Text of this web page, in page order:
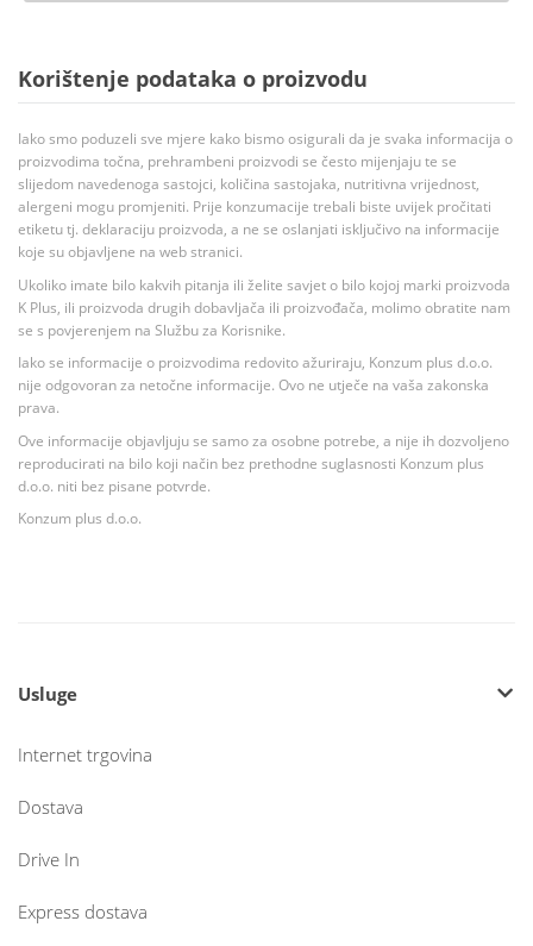
Korištenje podataka o proizvodu
Iako smo poduzeli sve mjere kako bismo osigurali da je svaka informacija o
proizvodima točna, prehrambeni proizvodi se često mijenjaju te se
slijedom navedenoga sastojci, količina sastojaka, nutritivna vrijednost,
alergeni mogu promjeniti. Prije konzumacije trebali biste uvijek pročitati
etiketu tj. deklaraciju proizvoda, a ne se oslanjati isključivo na informacije
koje su objavljene na web stranici.
Ukoliko imate bilo kakvih pitanja ili želite savjet o bilo kojoj marki proizvoda
K Plus, ili proizvoda drugih dobavljača ili proizvođača, molimo obratite nam
se s povjerenjem na Službu za Korisnike.
Iako se informacije o proizvodima redovito ažuriraju, Konzum plus d.o.o.
nije odgovoran za netočne informacije. Ovo ne utječe na vaša zakonska
prava.
Ove informacije objavljuju se samo za osobne potrebe, a nije ih dozvoljeno
reproducirati na bilo koji način bez prethodne suglasnosti Konzum plus
d.o.o. niti bez pisane potvrde.
Konzum plus d.o.o.
Usluge
Internet trgovina
Dostava
Drive In
Express dostava